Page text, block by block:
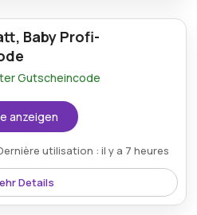
indem Sie beim
Gutschein einlösen.
Baby Profi-
Gutscheincode
anzeigen
utilisation : il y a 7 heures
Details
Gutscheincode ein, um 5